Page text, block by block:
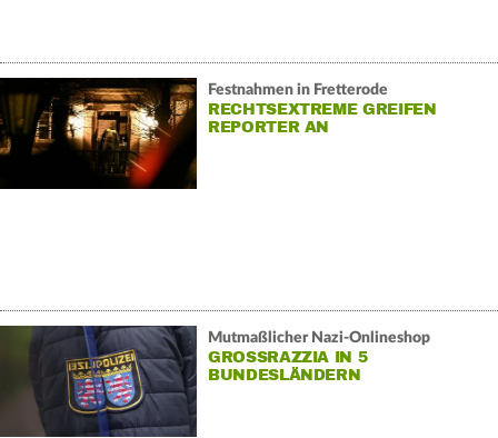
Festnahmen in Fretterode
RECHTSEXTREME GREIFEN
REPORTER AN
Mutmaßlicher Nazi-Onlineshop
GROSSRAZZIA IN 5 B
UNDESLÄNDERN